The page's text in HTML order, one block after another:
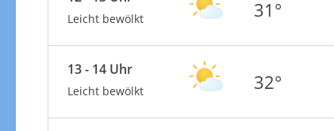
Leicht bewölkt 31°
13 - 14 Uhr
Leicht bewölkt 32°